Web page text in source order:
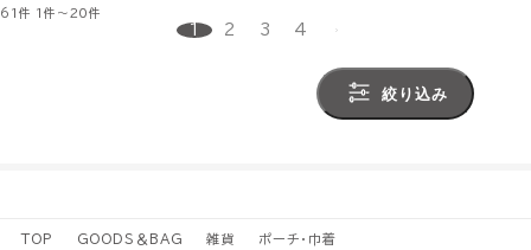
61件 1件～20件
1 2 3 4
絞り込み
TOP GOODS＆BAG 雑貨 ポーチ・巾着